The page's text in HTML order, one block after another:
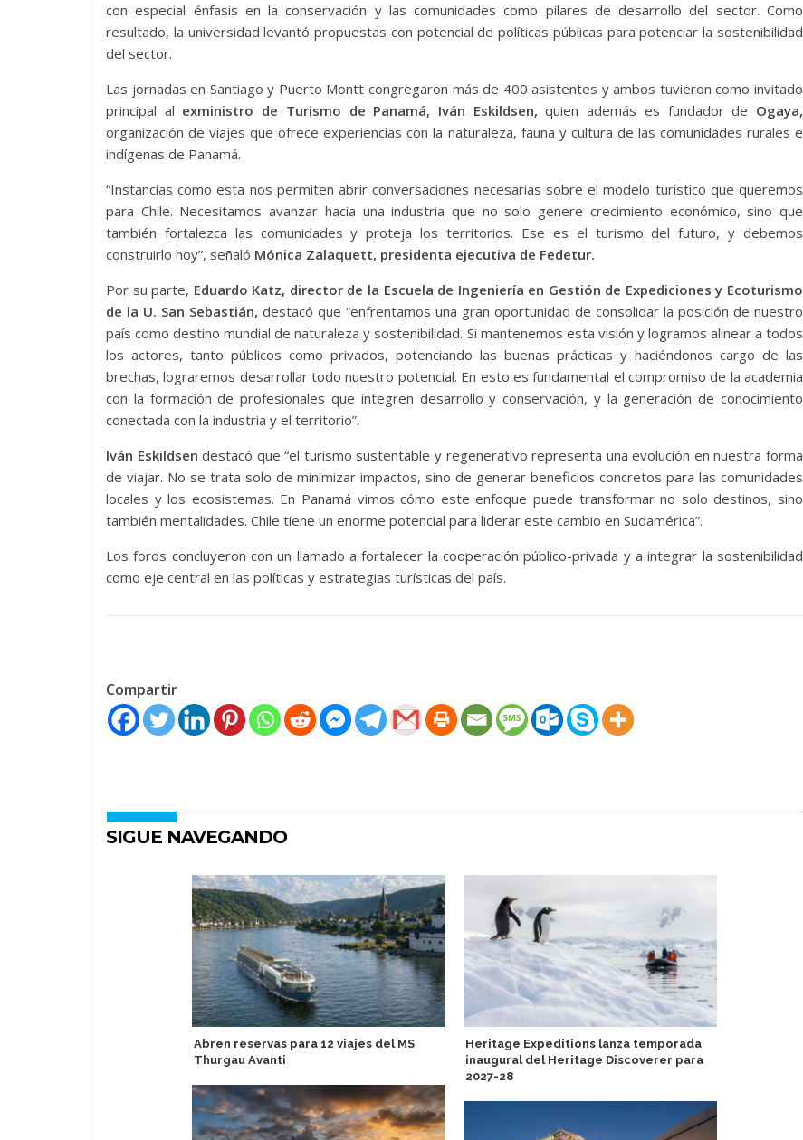
con especial énfasis en la conservación y las comunidades como pilares de desarrollo del sector. Como
resultado, la universidad levantó propuestas con potencial de políticas públicas para potenciar la sostenibilidad
del sector.
Las jornadas en Santiago y Puerto Montt congregaron más de 400 asistentes y ambos tuvieron como invitado
principal al exministro de Turismo de Panamá, Iván Eskildsen, quien además es fundador de Ogaya,
organización de viajes que ofrece experiencias con la naturaleza, fauna y cultura de las comunidades rurales e
indígenas de Panamá.
“Instancias como esta nos permiten abrir conversaciones necesarias sobre el modelo turístico que queremos
para Chile. Necesitamos avanzar hacia una industria que no solo genere crecimiento económico, sino que
también fortalezca las comunidades y proteja los territorios. Ese es el turismo del futuro, y debemos
construirlo hoy”, señaló Mónica Zalaquett, presidenta ejecutiva de Fedetur.
Por su parte, Eduardo Katz, director de la Escuela de Ingeniería en Gestión de Expediciones y Ecoturismo
de la U. San Sebastián, destacó que “enfrentamos una gran oportunidad de consolidar la posición de nuestro
país como destino mundial de naturaleza y sostenibilidad. Si mantenemos esta visión y logramos alinear a todos
los actores, tanto públicos como privados, potenciando las buenas prácticas y haciéndonos cargo de las
brechas, lograremos desarrollar todo nuestro potencial. En esto es fundamental el compromiso de la academia
con la formación de profesionales que integren desarrollo y conservación, y la generación de conocimiento
conectada con la industria y el territorio”.
Iván Eskildsen destacó que “el turismo sustentable y regenerativo representa una evolución en nuestra forma
de viajar. No se trata solo de minimizar impactos, sino de generar beneficios concretos para las comunidades
locales y los ecosistemas. En Panamá vimos cómo este enfoque puede transformar no solo destinos, sino
también mentalidades. Chile tiene un enorme potencial para liderar este cambio en Sudamérica”.
Los foros concluyeron con un llamado a fortalecer la cooperación público-privada y a integrar la sostenibilidad
como eje central en las políticas y estrategias turísticas del país.
Compartir
SIGUE NAVEGANDO
Abren reservas para 12 viajes del MS
Thurgau Avanti
Heritage Expeditions lanza temporada
inaugural del Heritage Discoverer para
2027-28